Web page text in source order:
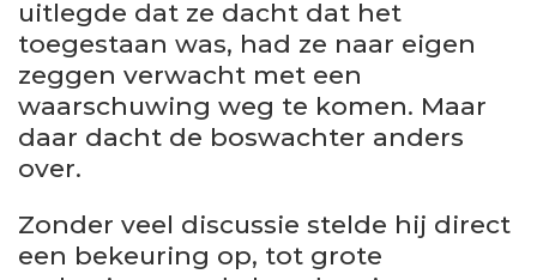
uitlegde dat ze dacht dat het
toegestaan was, had ze naar eigen
zeggen verwacht met een
waarschuwing weg te komen. Maar
daar dacht de boswachter anders
over.
Zonder veel discussie stelde hij direct
een bekeuring op, tot grote